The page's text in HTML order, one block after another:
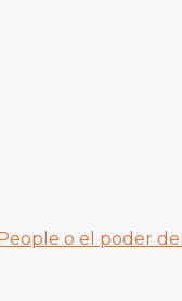
o el poder